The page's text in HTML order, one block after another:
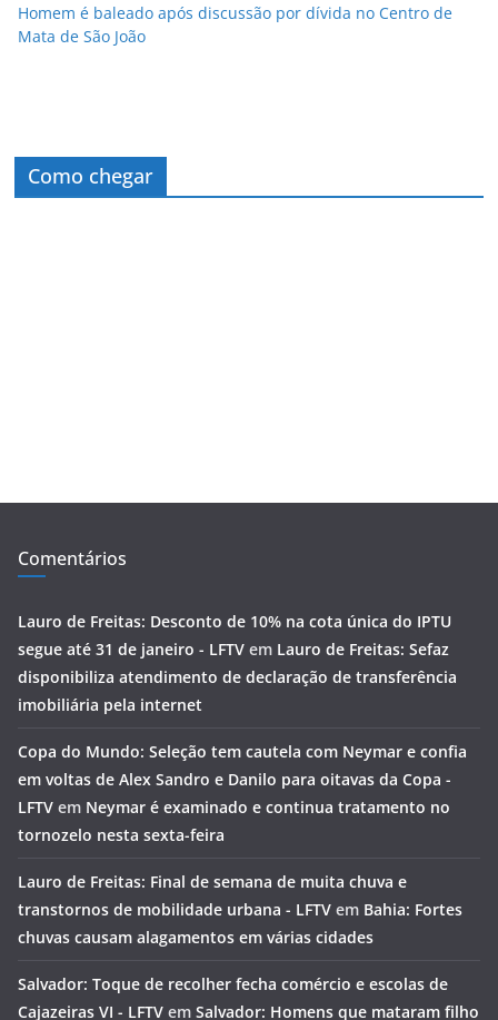
Homem é baleado após discussão por dívida no Centro de
Mata de São João
Como chegar
Comentários
Lauro de Freitas: Desconto de 10% na cota única do IPTU
segue até 31 de janeiro - LFTV em Lauro de Freitas: Sefaz
disponibiliza atendimento de declaração de transferência
imobiliária pela internet
Copa do Mundo: Seleção tem cautela com Neymar e confia
em voltas de Alex Sandro e Danilo para oitavas da Copa -
LFTV em Neymar é examinado e continua tratamento no
tornozelo nesta sexta-feira
Lauro de Freitas: Final de semana de muita chuva e
transtornos de mobilidade urbana - LFTV em Bahia: Fortes
chuvas causam alagamentos em várias cidades
Salvador: Toque de recolher fecha comércio e escolas de
Cajazeiras VI - LFTV em Salvador: Homens que mataram filho